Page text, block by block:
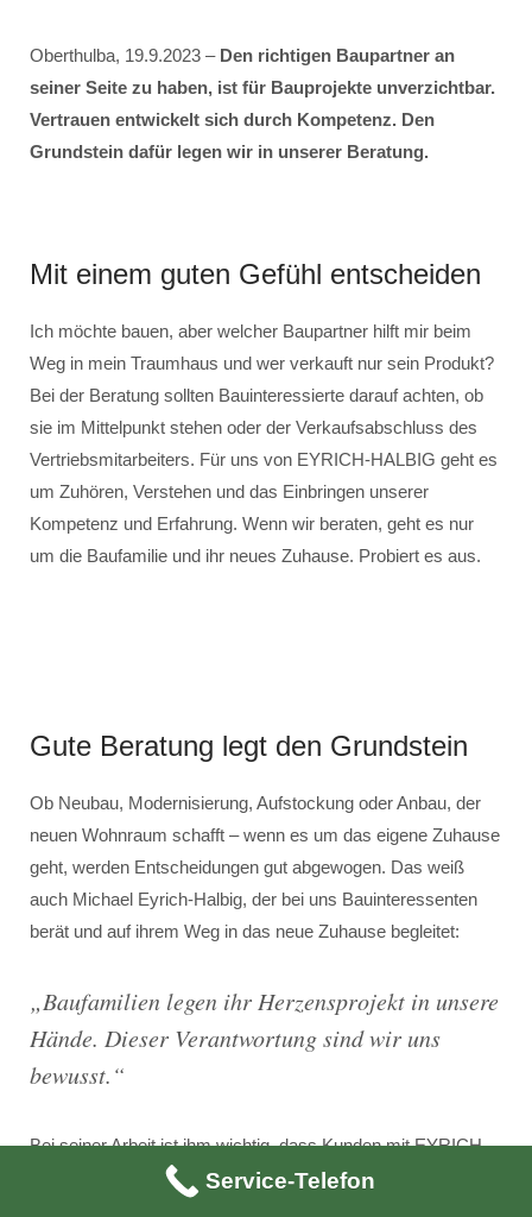
Oberthulba, 19.9.2023 – Den richtigen Baupartner an
seiner Seite zu haben, ist für Bauprojekte unverzichtbar.
Vertrauen entwickelt sich durch Kompetenz. Den
Grundstein dafür legen wir in unserer Beratung.
Mit einem guten Gefühl entscheiden
Ich möchte bauen, aber welcher Baupartner hilft mir beim
Weg in mein Traumhaus und wer verkauft nur sein Produkt?
Bei der Beratung sollten Bauinteressierte darauf achten, ob
sie im Mittelpunkt stehen oder der Verkaufsabschluss des
Vertriebsmitarbeiters. Für uns von EYRICH-HALBIG geht es
um Zuhören, Verstehen und das Einbringen unserer
Kompetenz und Erfahrung. Wenn wir beraten, geht es nur
um die Baufamilie und ihr neues Zuhause. Probiert es aus.
Gute Beratung legt den Grundstein
Ob Neubau, Modernisierung, Aufstockung oder Anbau, der
neuen Wohnraum schafft – wenn es um das eigene Zuhause
geht, werden Entscheidungen gut abgewogen. Das weiß
auch Michael Eyrich-Halbig, der bei uns Bauinteressenten
berät und auf ihrem Weg in das neue Zuhause begleitet:
„Baufamilien legen ihr Herzensprojekt in unsere
Hände. Dieser Verantwortung sind wir uns
bewusst.“
Bei seiner Arbeit ist ihm wichtig, dass Kunden mit EYRICH-
HALBIG zu jeder Zeit den richtigen Baupartner an ihrer Seite
Service-Telefon